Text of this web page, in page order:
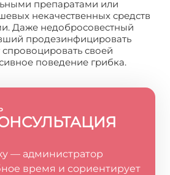
препаратами или
некачественных средств
Даже недобросовестный
продезинфицировать
своей
поведение грибка.
— администратор
время и сориентирует